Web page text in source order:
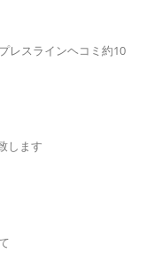
レスラインヘコミ約10
します